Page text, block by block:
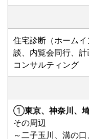
住宅診断（ホーム
談、内覧会同行、
コンサルティング
①東京、神奈川、
その周辺
～二子玉川、溝の